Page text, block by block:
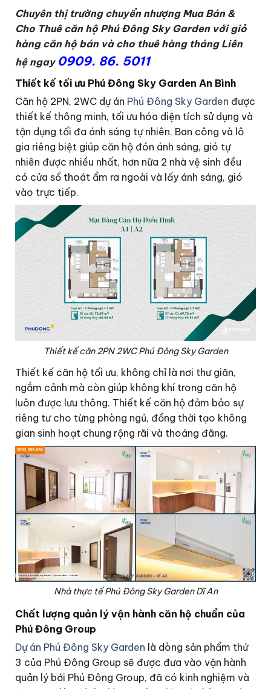
Chuyên thị trường chuyển nhượng Mua Bán &
Cho Thuê căn hộ Phú Đông Sky Garden với giỏ
hàng căn hộ bán và cho thuê hàng tháng Liên
hệ ngay 0909. 86. 5011
Thiết kế tối ưu Phú Đông Sky Garden An Bình
Căn hộ 2PN, 2WC dự án Phú Đông Sky Garden được
thiết kế thông minh, tối ưu hóa diện tích sử dụng và
tận dụng tối đa ánh sáng tự nhiên. Ban công và lô
gia riêng biệt giúp căn hộ đón ánh sáng, gió tự
nhiên được nhiều nhất, hơn nữa 2 nhà vệ sinh đều
có cửa sổ thoát ẩm ra ngoài và lấy ánh sáng, gió
vào trực tiếp.
Thiết kế căn 2PN 2WC Phú Đông Sky Garden
Thiết kế căn hộ tối ưu, không chỉ là nơi thư giãn,
ngắm cảnh mà còn giúp không khí trong căn hộ
luôn được lưu thông. Thiết kế căn hộ đảm bảo sự
riêng tư cho từng phòng ngủ, đồng thời tạo không
gian sinh hoạt chung rộng rãi và thoáng đãng.
Nhà thực tế Phú Đông Sky Garden Dĩ An
Chất lượng quản lý vận hành căn hộ chuẩn của
Phú Đông Group
Dự án Phú Đông Sky Garden là dòng sản phẩm thứ
3 của Phú Đông Group sẽ được đưa vào vận hành
quản lý bới Phú Đông Group, đã có kinh nghiệm và